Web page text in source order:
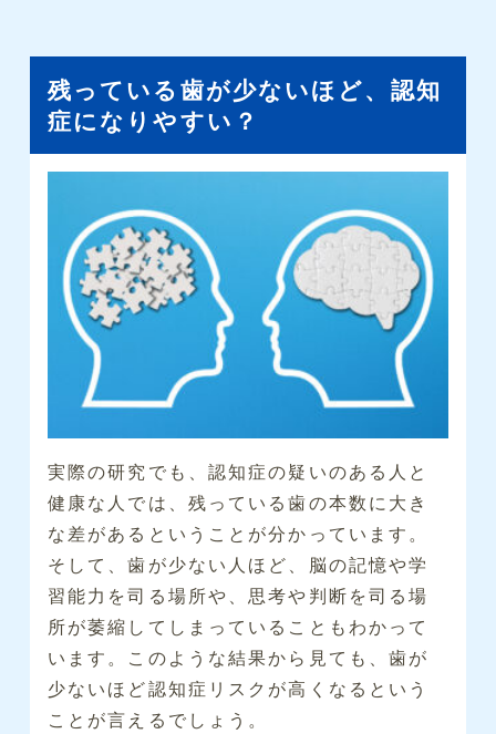
残っている歯が少ないほど、認知
症になりやすい？
実際の研究でも、認知症の疑いのある人と
健康な人では、残っている歯の本数に大き
な差があるということが分かっています。
そして、歯が少ない人ほど、脳の記憶や学
習能力を司る場所や、思考や判断を司る場
所が萎縮してしまっていることもわかって
います。このような結果から見ても、歯が
少ないほど認知症リスクが高くなるという
ことが言えるでしょう。